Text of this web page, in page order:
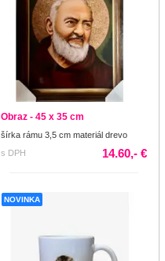
Obraz - 45 x 35 cm
šírka rámu 3,5 cm materiál drevo
s DPH
14.60,- €
NOVINKA